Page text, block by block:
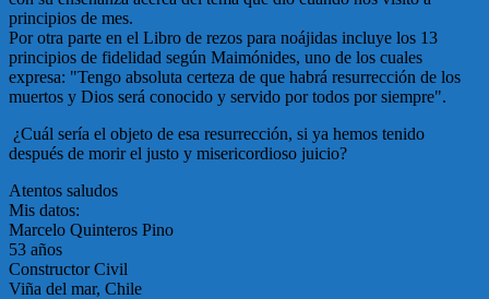
principios de mes.
Por otra parte en el Libro de rezos para noájidas incluye los 13
principios de fidelidad según Maimónides, uno de los cuales
expresa: "Tengo absoluta certeza de que habrá resurrección de los
muertos y Dios será conocido y servido por todos por siempre".
¿Cuál serí­­a el objeto de esa resurrección, si ya hemos tenido
después de morir el justo y misericordioso juicio?
Atentos saludos
Mis datos:
Marcelo Quinteros Pino
53 años
Constructor Civil
Viña del mar, Chile